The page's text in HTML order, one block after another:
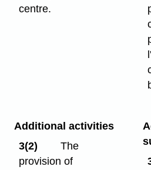
centre.
Additional activities
3(2)
The
provision of